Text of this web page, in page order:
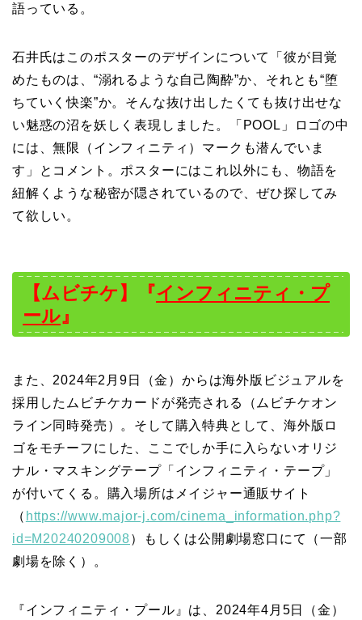
語っている。
石井氏はこのポスターのデザインについて「彼が目覚
めたものは、“溺れるような自己陶酔”か、それとも“堕
ちていく快楽”か。そんな抜け出したくても抜け出せな
い魅惑の沼を妖しく表現しました。「POOL」ロゴの中
には、無限（インフィニティ）マークも潜んでいま
す」とコメント。ポスターにはこれ以外にも、物語を
紐解くような秘密が隠されているので、ぜひ探してみ
て欲しい。
【ムビチケ】『インフィニティ・プ
ール』
また、2024年2月9日（金）からは海外版ビジュアルを
採用したムビチケカードが発売される（ムビチケオン
ライン同時発売）。そして購入特典として、海外版ロ
ゴをモチーフにした、ここでしか手に入らないオリジ
ナル・マスキングテープ「インフィニティ・テープ」
が付いてくる。購入場所はメイジャー通販サイト
（ https://www.major-j.com/cinema_information.php?
id=M20240209008）もしくは公開劇場窓口にて（一部
劇場を除く）。
『インフィニティ・プール』は、2024年4月5日（金）